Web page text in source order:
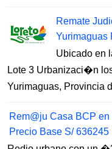
Remate
Yurimaguas
Ubicado en
Lote 3 Urbanizaci�n
Yurimaguas, Provincia
Rem@ju Casa BCP
Precio Base S/ 636245